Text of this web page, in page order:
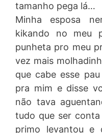
tamanho pega lá…
Minha esposa
kikando no meu
punheta pro meu
vez mais
que cabe esse
pra mim e disse
não tava
tudo que ser
primo levantou e